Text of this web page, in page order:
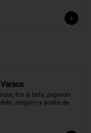
fior di latte, peperoni
orégano y aceite de